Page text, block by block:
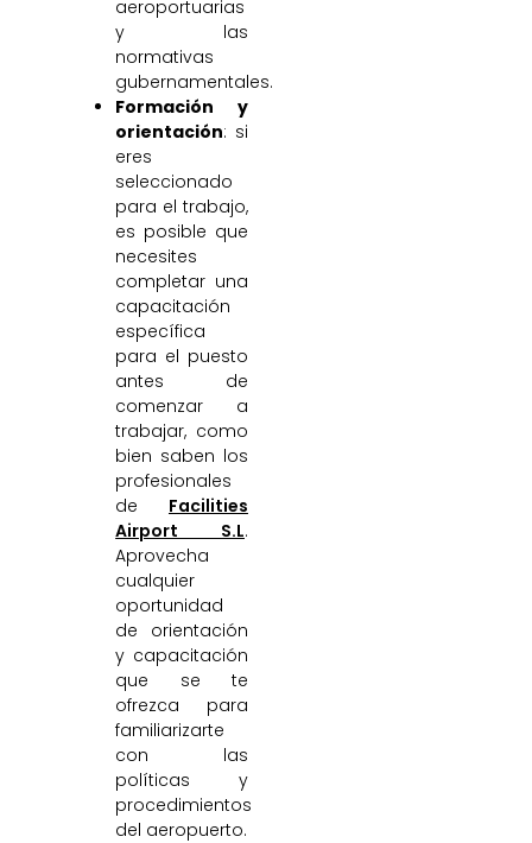
aeroportuarias
y las
normativas
gubernamentales.
Formación y
orientación: si
eres
seleccionado
para el trabajo,
es posible que
necesites
completar una
capacitación
específica
para el puesto
antes de
comenzar a
trabajar, como
bien saben los
profesionales
de Facilities
Airport S.L.
Aprovecha
cualquier
oportunidad
de orientación
y capacitación
que se te
ofrezca para
familiarizarte
con las
políticas y
procedimientos
del aeropuerto.